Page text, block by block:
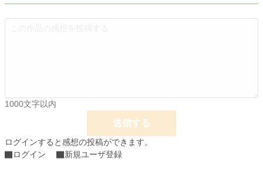
42 pt (48,661 位)
月間ポイント 196 pt (52,128 位)
1000文字以内
送信する
ログインすると感想の投稿ができます。
ログイン
新規ユーザ登録